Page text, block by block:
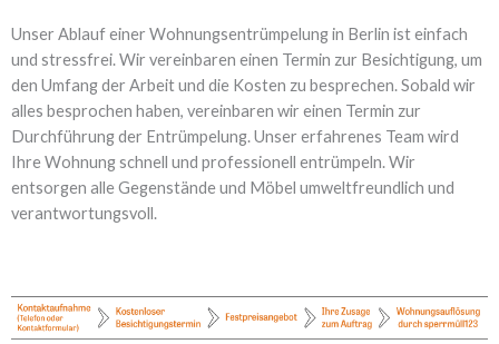
Unser Ablauf einer Wohnungsentrümpelung in Berlin ist einfach
und stressfrei. Wir vereinbaren einen Termin zur Besichtigung, um
den Umfang der Arbeit und die Kosten zu besprechen. Sobald wir
alles besprochen haben, vereinbaren wir einen Termin zur
Durchführung der Entrümpelung. Unser erfahrenes Team wird
Ihre Wohnung schnell und professionell entrümpeln. Wir
entsorgen alle Gegenstände und Möbel umweltfreundlich und
verantwortungsvoll.